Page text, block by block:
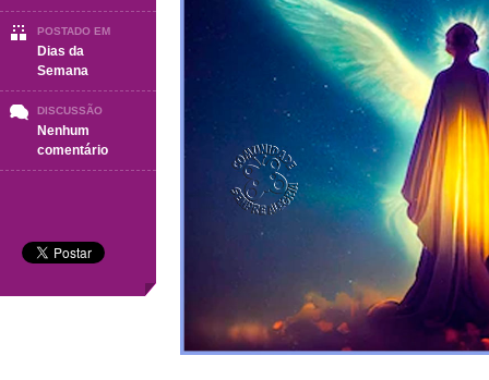
POSTADO EM
Dias da
Semana
DISCUSSÃO
Nenhum
comentárioem
BOA